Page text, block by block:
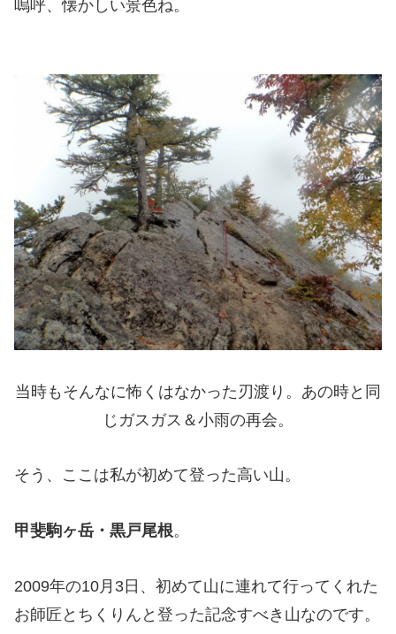
嗚呼、懐かしい景色ね。
当時もそんなに怖くはなかった刃渡り。あの時と同
じガスガス＆小雨の再会。
そう、ここは私が初めて登った高い山。
甲斐駒ヶ岳・黒戸尾根。
2009年の10月3日、初めて山に連れて行ってくれた
お師匠とちくりんと登った記念すべき山なのです。